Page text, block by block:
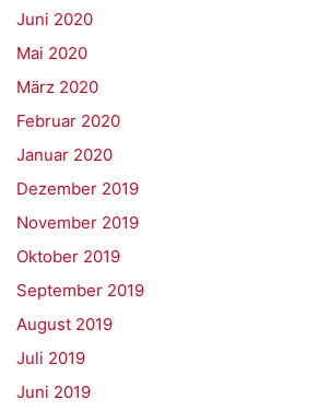
Juni 2020
Mai 2020
März 2020
Februar 2020
Januar 2020
Dezember 2019
November 2019
Oktober 2019
September 2019
August 2019
Juli 2019
Juni 2019